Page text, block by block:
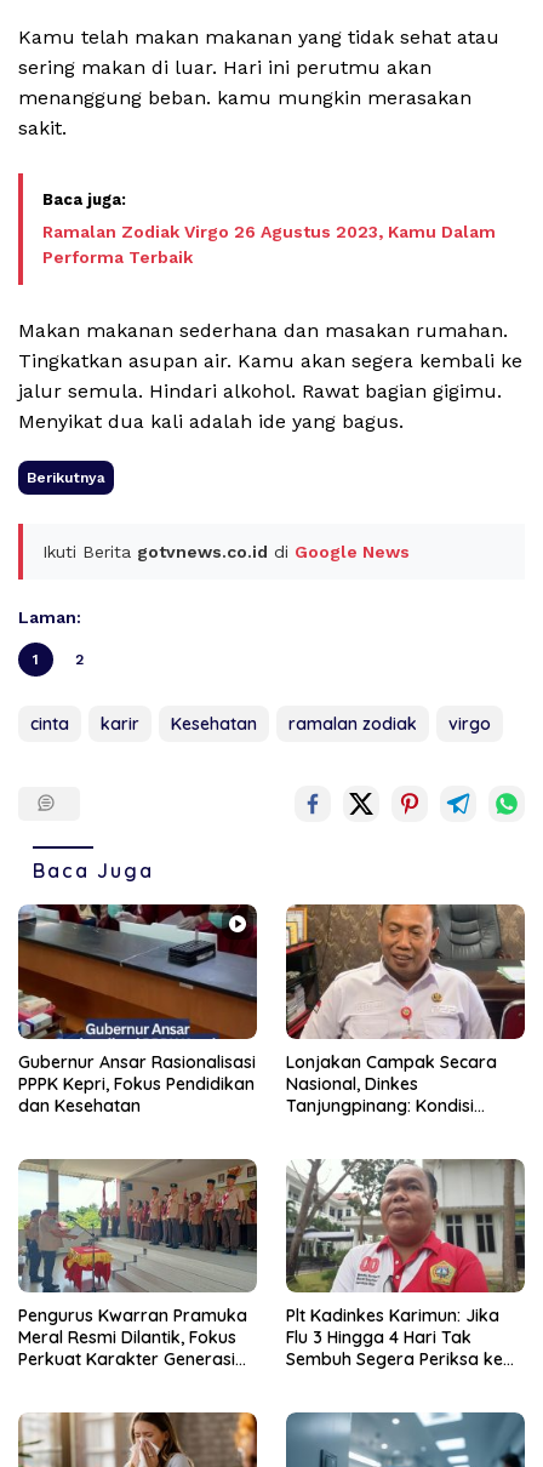
Kamu telah makan makanan yang tidak sehat atau
sering makan di luar. Hari ini perutmu akan
menanggung beban. kamu mungkin merasakan
sakit.
Ramalan Zodiak Virgo 26 Agustus 2023, Kamu Dalam
Performa Terbaik
Makan makanan sederhana dan masakan rumahan.
Tingkatkan asupan air. Kamu akan segera kembali ke
jalur semula. Hindari alkohol. Rawat bagian gigimu.
Menyikat dua kali adalah ide yang bagus.
Berikutnya
Ikuti Berita gotvnews.co.id di Google News
Laman:
1 2
cinta karir Kesehatan ramalan zodiak virgo
Baca Juga
Gubernur Ansar Rasionalisasi
PPPK Kepri, Fokus Pendidikan
dan Kesehatan
Lonjakan Campak Secara
Nasional, Dinkes
Tanjungpinang: Kondisi
Pengurus Kwarran Pramuka
Meral Resmi Dilantik, Fokus
Perkuat Karakter Generasi
Plt Kadinkes Karimun: Jika
Flu 3 Hingga 4 Hari Tak
Sembuh Segera Periksa ke